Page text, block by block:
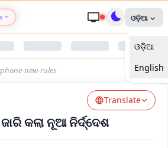
Argus Nari Shakti
ଓଡ଼ିଆ
ଓଡ଼ିଆ
English
new-rules
Translate
କଲା ନୂଆ ନିର୍ଦ୍ଦେଶ